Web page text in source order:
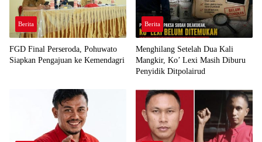
Berita
FGD Final Perseroda, Pohuwato
Siapkan Pengajuan ke Kemendagri
Berita
Menghilang Setelah Dua Kali
Mangkir, Ko’ Lexi Masih Diburu
Penyidik Ditpolairud